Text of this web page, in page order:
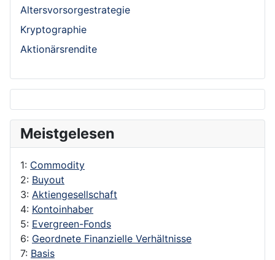
Altersvorsorgestrategie
Kryptographie
Aktionärsrendite
Meistgelesen
1: Commodity
2: Buyout
3: Aktiengesellschaft
4: Kontoinhaber
5: Evergreen-Fonds
6: Geordnete Finanzielle Verhältnisse
7: Basis